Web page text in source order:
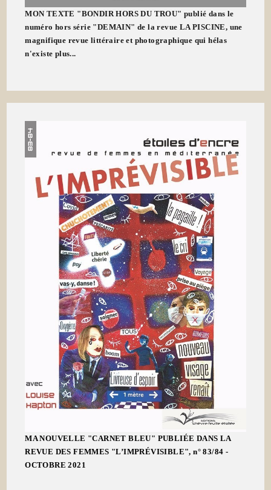
MON TEXTE "BONDIR HORS DU TROU" publié dans le
numéro hors série "DEMAIN" de la revue LA PISCINE, une
magnifique revue littéraire et photographique qui hélas
n'existe plus...
MA NOUVELLE "CARNET BLEU" PUBLIÉE DANS LA
REVUE DES FEMMES "L’IMPRÉVISIBLE", n° 83/84 -
OCTOBRE 2021